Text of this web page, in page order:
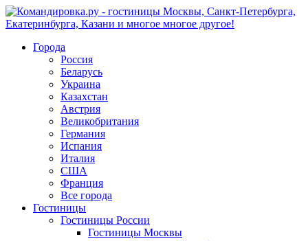
Города
Россия
Беларусь
Украина
Казахстан
Австрия
Великобритания
Германия
Испания
Италия
США
Франция
Все города
Гостиницы
Гостиницы России
Гостиницы Mосквы